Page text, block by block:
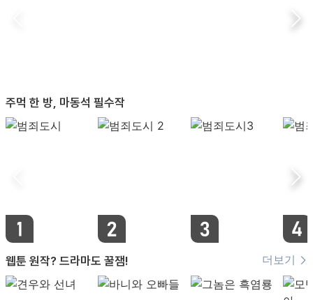
주먹 한 방, 마동석 필수작
웹툰 원작? 드라마도 꿀잼! 더보기